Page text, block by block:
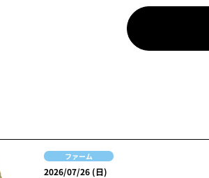
ファーム
2026/07/26 (日)